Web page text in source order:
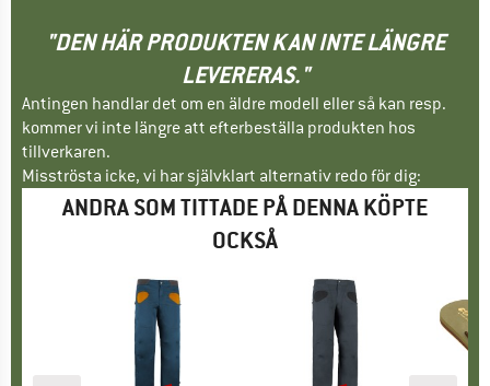
"DEN HÄR PRODUKTEN KAN INTE LÄNGRE
LEVERERAS."
Antingen handlar det om en äldre modell eller så kan resp.
kommer vi inte längre att efterbeställa produkten hos
tillverkaren.
Misströsta icke, vi har självklart alternativ redo för dig:
ANDRA SOM TITTADE PÅ DENNA KÖPTE
OCKSÅ